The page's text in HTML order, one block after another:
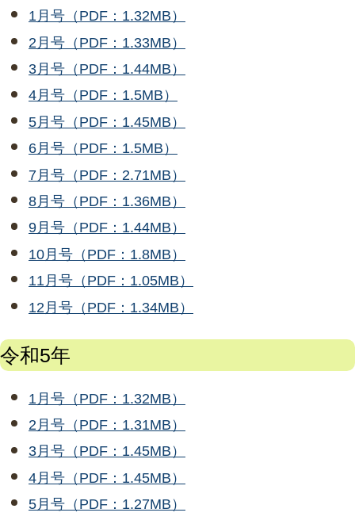
1月号（PDF：1.32MB）
2月号（PDF：1.33MB）
3月号（PDF：1.44MB）
4月号（PDF：1.5MB）
5月号（PDF：1.45MB）
6月号（PDF：1.5MB）
7月号（PDF：2.71MB）
8月号（PDF：1.36MB）
9月号（PDF：1.44MB）
10月号（PDF：1.8MB）
11月号（PDF：1.05MB）
12月号（PDF：1.34MB）
令和5年
1月号（PDF：1.32MB）
2月号（PDF：1.31MB）
3月号（PDF：1.45MB）
4月号（PDF：1.45MB）
5月号（PDF：1.27MB）